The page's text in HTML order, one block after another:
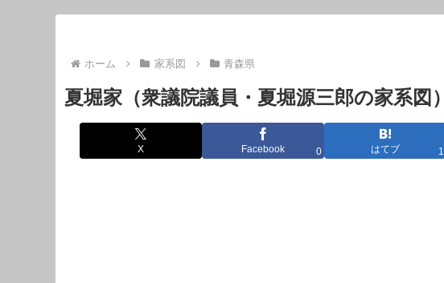
ホーム 家系図 青森県
夏堀家（衆議院議員・夏堀源三郎の家系図）
X Facebook 0 はてブ 1